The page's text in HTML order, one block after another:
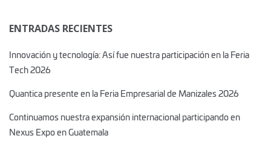
ENTRADAS RECIENTES
Innovación y tecnología: Así fue nuestra participación en la Feria
Tech 2026
Quantica presente en la Feria Empresarial de Manizales 2026
Continuamos nuestra expansión internacional participando en
Nexus Expo en Guatemala